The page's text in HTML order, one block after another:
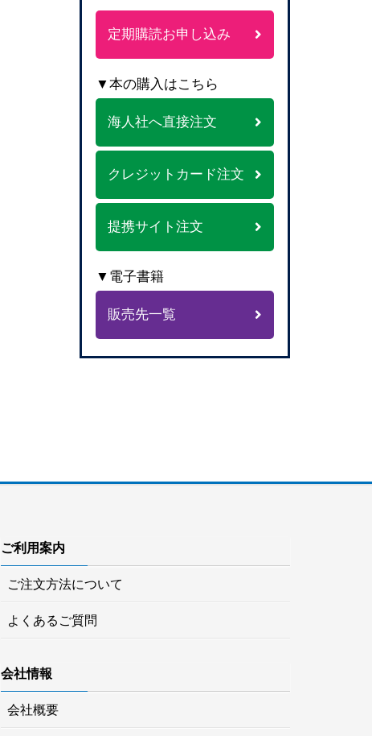
定期購読お申し込み
▼本の購入はこちら
海人社へ直接注文
クレジットカード注文
提携サイト注文
▼電子書籍
販売先一覧
ご利用案内
ご注文方法について
よくあるご質問
会社情報
会社概要